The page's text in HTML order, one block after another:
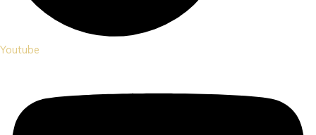
Youtube